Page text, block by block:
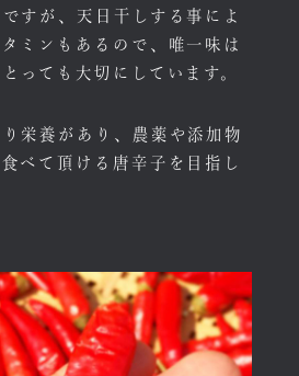
すが、天日干しする事によ
ミンもあるので、唯一味は
っても大切にしています。
栄養があり、農薬や添加物
べて頂ける唐辛子を目指し